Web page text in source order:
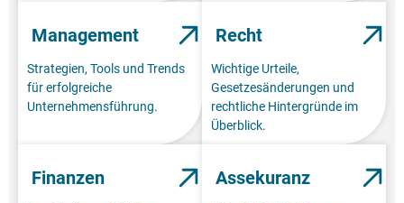
Management
Strategien, Tools und Trends
für erfolgreiche
Unternehmensführung.
Recht
Wichtige Urteile,
Gesetzesänderungen und
rechtliche Hintergründe im
Überblick.
Finanzen Assekuranz